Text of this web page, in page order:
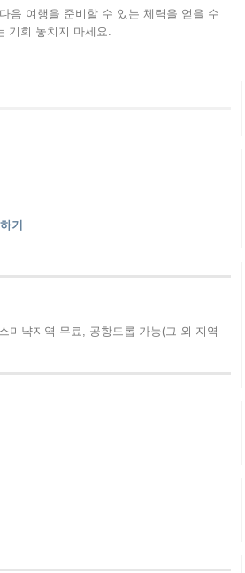
음 여행을 준비할 수 있는 체력을 얻을 수
기회 놓치지 마세요.
기
미냑지역 무료, 공항드롭 가능(그 외 지역